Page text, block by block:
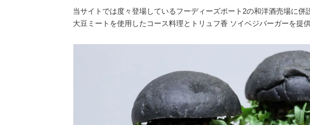
当サイトでは度々登場しているフーディーズポート2の和洋酒売場に併
大豆ミートを使用したコース料理とトリュフ香 ソイベジバーガーを提供